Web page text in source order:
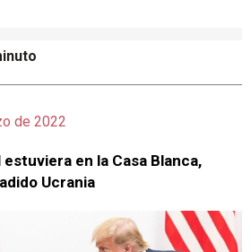
de 2022
en la Casa Blanca,
Ucrania